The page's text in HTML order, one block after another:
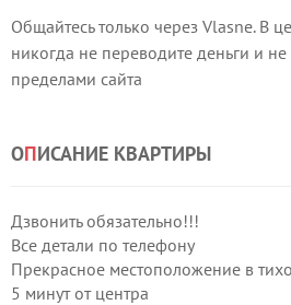
Общайтесь только через Vlasne. В
никогда не переводите деньги и не
пределами сайта
ОПИСАНИЕ КВАРТИРЫ
Дзвонить обязательно!!!
Все детали по телефону
Прекрасное местоположение в
5 минут от центра